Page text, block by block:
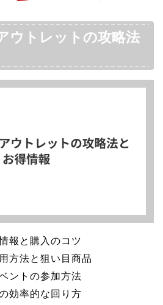
ウトレットの攻略法
報と購入のコツ
方法と狙い目商品
ントの参加方法
効率的な回り方